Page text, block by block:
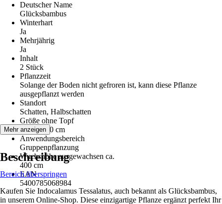
Deutscher Name
Glücksbambus
Winterhart
Ja
Mehrjährig
Ja
Inhalt
2 Stück
Pflanzzeit
Solange der Boden nicht gefroren ist, kann diese Pflanze
ausgepflanzt werden
Standort
Schatten, Halbschatten
Größe ohne Topf
20 cm - 30 cm
Anwendungsbereich
Gruppenpflanzung
Wuchshöhe ausgewachsen ca.
400 cm
EAN
5400785068984
Mehr anzeigen
Beschreibung
Bereich überspringen
Kaufen Sie Indocalamus Tessalatus, auch bekannt als Glücksbambus,
in unserem Online-Shop. Diese einzigartige Pflanze ergänzt perfekt Ihr